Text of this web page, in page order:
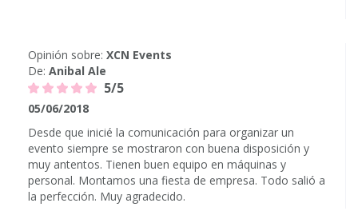
Opinión sobre: XCN Events
De: Anibal Ale
5/5
05/06/2018
Desde que inicié la comunicación para organizar un
evento siempre se mostraron con buena disposición y
muy antentos. Tienen buen equipo en máquinas y
personal. Montamos una fiesta de empresa. Todo salió a
la perfección. Muy agradecido.